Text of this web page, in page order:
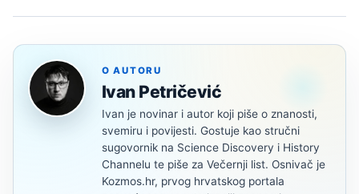
O AUTORU
Ivan Petričević
Ivan je novinar i autor koji piše o znanosti,
svemiru i povijesti. Gostuje kao stručni
sugovornik na Science Discovery i History
Channelu te piše za Večernji list. Osnivač je
Kozmos.hr, prvog hrvatskog portala